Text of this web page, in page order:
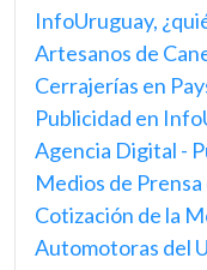
InfoUruguay,
Artesanos de
Cerrajerías en
Publicidad en
Agencia Digital -
Medios de
Cotización de la
Automotoras del